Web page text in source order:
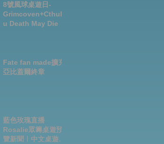
8號風球桌遊日-
Grimcoven+Cthulh
u Death May Die
Fate fan made擴充-
亞比蓋爾終章
藍色玫瑰直播
Rosalie眾籌桌遊預
覽新聞｜中文桌遊節